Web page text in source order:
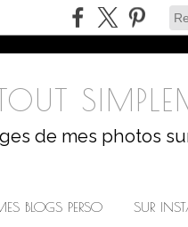
de mes photos
BLOGS PERSO SUR